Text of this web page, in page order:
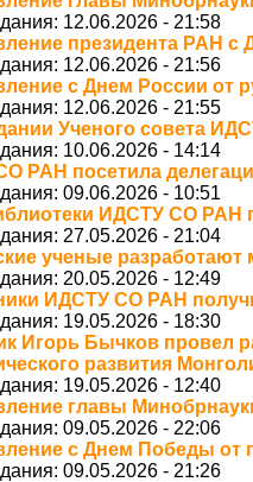
12.06.2026 - 21:58
президента РАН с
12.06.2026 - 21:56
с Днем России от
12.06.2026 - 21:55
Ученого совета
10.06.2026 - 14:14
РАН посетила
09.06.2026 - 10:51
ИДСТУ СО РАН
27.05.2026 - 21:04
ученые
20.05.2026 - 12:49
ИДСТУ СО РАН
19.05.2026 - 18:30
Игорь Бычков провел
развития
19.05.2026 - 12:40
главы
09.05.2026 - 22:06
с Днем Победы от
09.05.2026 - 21:26